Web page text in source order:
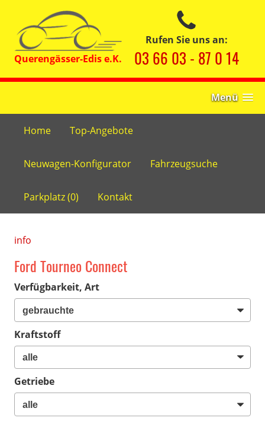
Rufen Sie uns an:
03 66 03 - 87 0 14
Menü
Home Top-Angebote
Neuwagen-Konfigurator Fahrzeugsuche
Parkplatz (0) Kontakt
info
Ford Tourneo Connect
Verfügbarkeit, Art
Kraftstoff
Getriebe